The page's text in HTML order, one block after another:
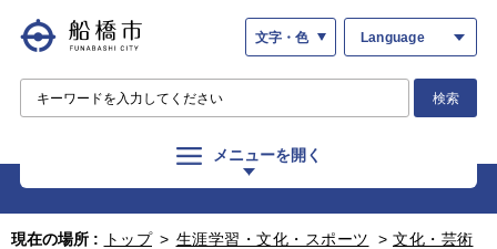
文字・色 Language
検索
メニューを開く
現在の場所 : トップ > 生涯学習・文化・スポーツ > 文化・芸術